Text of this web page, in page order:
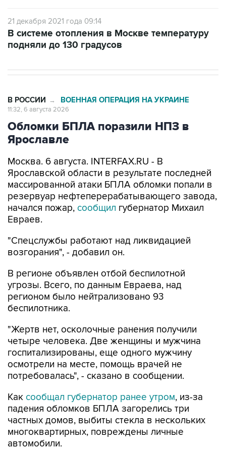
21 декабря 2021 года 09:14
В системе отопления в Москве температуру
подняли до 130 градусов
В РОССИИ → ВОЕННАЯ ОПЕРАЦИЯ НА УКРАИНЕ
11:32, 6 августа 2026
Обломки БПЛА поразили НПЗ в
Ярославле
Москва. 6 августа. INTERFAX.RU - В
Ярославской области в результате последней
массированной атаки БПЛА обломки попали в
резервуар нефтеперерабатывающего завода,
начался пожар, сообщил губернатор Михаил
Евраев.
"Спецслужбы работают над ликвидацией
возгорания", - добавил он.
В регионе объявлен отбой беспилотной
угрозы. Всего, по данным Евраева, над
регионом было нейтрализовано 93
беспилотника.
"Жертв нет, осколочные ранения получили
четыре человека. Две женщины и мужчина
госпитализированы, еще одного мужчину
осмотрели на месте, помощь врачей не
потребовалась", - сказано в сообщении.
Как сообщал губернатор ранее утром, из-за
падения обломков БПЛА загорелись три
частных домов, выбиты стекла в нескольких
многоквартирных, повреждены личные
автомобили.